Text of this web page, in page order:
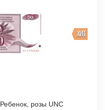
ХИТ
Югославия 50 динаров 1990 г Ребенок, розы UNC